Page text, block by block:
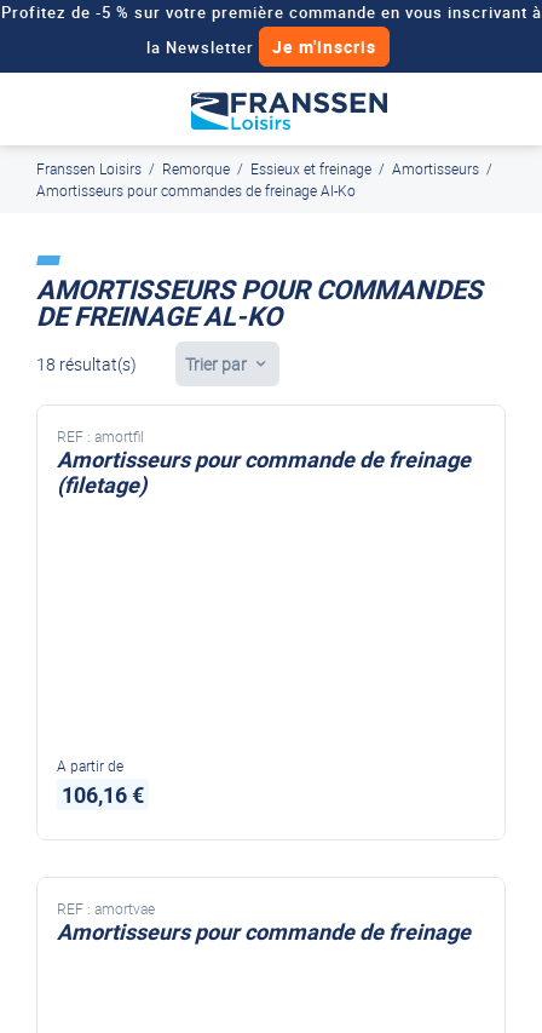
Profitez de -5 % sur votre première commande en vous inscrivant à
la Newsletter
Je m'inscris
Demander un devis
Paiement en ligne sécurisé, en 4x par Paypal J'en profite
Franssen Loisirs / Remorque / Essieux et freinage / Amortisseurs /
Amortisseurs pour commandes de freinage Al-Ko
AMORTISSEURS POUR COMMANDES
DE FREINAGE AL-KO
18 résultat(s) Trier par
REF : amortfil
Amortisseurs pour commande de freinage
(filetage)
A partir de
106,16 €
REF : amortvae
Amortisseurs pour commande de freinage